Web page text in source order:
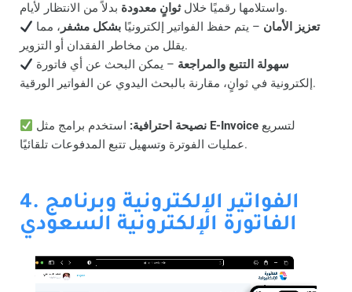
واستلامها رقميًا خلالثوانٍ معدودة
بدلاً من الانتظار لأيام.
تعزيز الأمان – يتم حفظ الفواتير إلكترونيًا بشكل مشفر ، مما
يقلل من مخاطر الفقدان أو التزوير.
سهولة التتبع والمراجعة – يمكن البحث عن أي فاتورة
إلكترونية في ثوانٍ، مقارنة بالبحث اليدوي عن الفواتير الورقية.
نصيحة احترافية: E-Invoice
عمليات الفوترة وتسهيل تتبع المدفوعات تلقائيًا.
4. الفواتير الإلكترونية وبرنامج
الفاتورة الإلكترونية السعودي